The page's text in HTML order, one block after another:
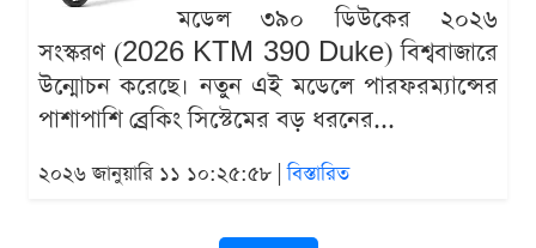
মডেল ৩৯০ ডিউকের ২০২৬
সংস্করণ (2026 KTM 390 Duke) বিশ্ববাজারে
উন্মোচন করেছে। নতুন এই মডেলে পারফরম্যান্সের
পাশাপাশি ব্রেকিং সিস্টেমের বড় ধরনের...
২০২৬ জানুয়ারি ১১ ১০:২৫:৫৮ |বিস্তারিত